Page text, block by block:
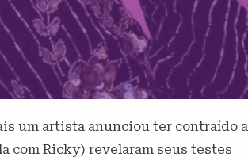
um artista anunciou ter contraído a
com Ricky) revelaram seus testes